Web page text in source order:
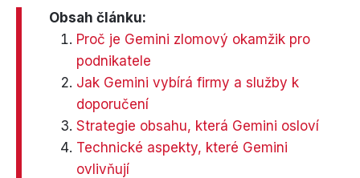
Obsah článku:
Proč je Gemini zlomový okamžik pro
podnikatele
Jak Gemini vybírá firmy a služby k
doporučení
Strategie obsahu, která Gemini osloví
Technické aspekty, které Gemini
ovlivňují